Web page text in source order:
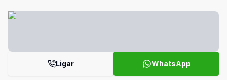
Ligar WhatsApp